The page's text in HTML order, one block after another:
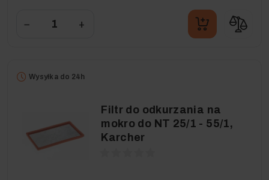
− +
Wysyłka do 24h
Filtr do odkurzania na
mokro do NT 25/1 - 55/1,
Karcher